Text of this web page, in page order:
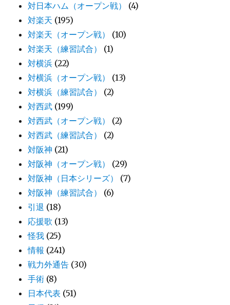
対日本ハム（オープン戦）
(4)
対楽天 (195)
対楽天（オープン戦）
(10)
対楽天（練習試合）
(1)
対横浜 (22)
対横浜（オープン戦）
(13)
対横浜（練習試合）
(2)
対西武 (199)
対西武（オープン戦）
(2)
対西武（練習試合）
(2)
対阪神 (21)
対阪神（オープン戦）
(29)
対阪神（日本シリーズ）
(7)
対阪神（練習試合）
(6)
引退 (18)
応援歌 (13)
怪我 (25)
情報 (241)
戦力外通告 (30)
手術 (8)
日本代表 (51)